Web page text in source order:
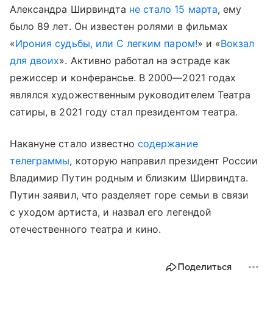
Александра Ширвиндта не стало 15 марта, ему
было 89 лет. Он известен ролями в фильмах
«Ирония судьбы, или С легким паром!» и «Вокзал
для двоих». Активно работал на эстраде как
режиссер и конферансье. В 2000—2021 годах
являлся художественным руководителем Театра
сатиры, в 2021 году стал президентом театра.
Накануне стало известносодержание
телеграммы, которую направил президент России
Владимир Путин родным и близким Ширвиндта.
Путин заявил, что разделяет горе семьи в связи
с уходом артиста, и назвал его легендой
отечественного театра и кино.
Поделиться